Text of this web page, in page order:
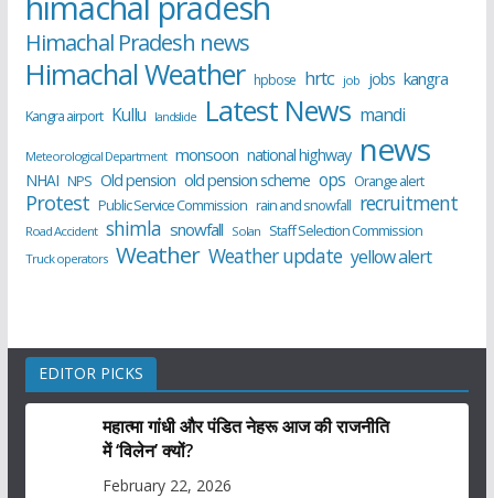
Himachal Pradesh news
Himachal Weather hpbose hrtc job jobs kangra
Kangra airport Kullu landslide Latest News mandi
Meteorological Department monsoon national highway news
NHAI NPS Old pension old pension scheme ops Orange alert
Protest Public Service Commission rain and snowfall recruitment
Road Accident shimla snowfall Solan Staff Selection Commission
Truck operators Weather Weather update yellow alert
EDITOR PICKS
महात्मा गांधी और पंडित नेहरू आज की राजनीति
में ‘विलेन’ क्यों?
February 22, 2026